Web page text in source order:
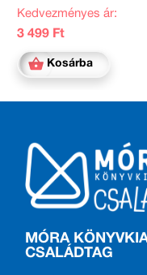
Kedvezményes ár:
3 499 Ft
Kosárba
MÓRA
CSALÁDTAG